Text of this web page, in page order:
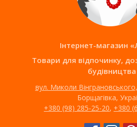
Інтернет-магазин
Товари для відпочинку,
будівництва
вул. Миколи
Борщагівка,
+380 (98) 285-25-20, +380